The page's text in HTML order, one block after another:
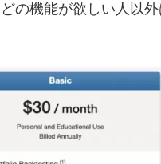
の機能が欲しい人以外